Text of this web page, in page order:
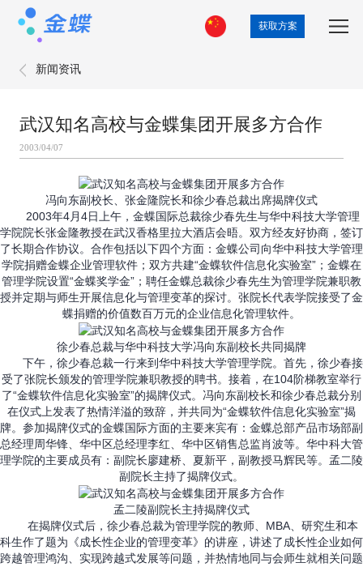
获取方案
新闻资讯
武汉知名高校与金蝶集团开展多方合作
2003/04/07
冯向东副校长、张金隆院长和徐少春总裁出席揭牌仪式
2003年4月4日上午，金蝶国际总裁徐少春先生与华中科技大学管理
学院院长张金隆教授在武汉香格里拉大酒店会晤。双方经友好协商，签订
了长期合作协议。合作包括以下四个方面：金蝶公司向华中科技大学管理
学院捐赠金蝶企业管理软件；双方共建“金蝶软件信息化实验室”；金蝶在
管理学院设置“金蝶奖学金”；聘任金蝶总裁徐少春先生为管理学院兼职教
授并定期与师生开展信息化与管理变革的探讨。张院长代表学院接受了金
蝶捐赠的价值数百万元的企业信息化管理软件。
徐少春总裁与华中科技大学冯向东副校长共同揭牌
下午，徐少春总裁一行来到华中科技大学管理学院。首先，徐少春接
受了张院长颁发的管理学院兼职教授的聘书。接着，在104阶梯教室举行
了“金蝶软件信息化实验室”的揭牌仪式。冯向东副校长和徐少春总裁分别
在仪式上发表了热情洋溢的致辞，并共同为“金蝶软件信息化实验室”揭
牌。参加揭牌仪式的金蝶国际方面的主要来宾有：金蝶总部产品市场部副
总经理周华锋、华中区总经理李红、华中区销售总监肖波等。华中科大管
理学院的主要成员有：副院长廖建桥、夏新平，副教授马辉民等。孟二陵
副院长主持了揭牌仪式。
孟二陵副院长主持揭牌仪式
在揭牌仪式后，徐少春总裁为管理学院的教师、MBA、研究生和本
科生作了题为《成长性企业的管理变革》的讲座，讲述了成长性企业如何
跨越管理鸿沟、实现跨越式发展等问题，并热情地同与会师生就相关问题